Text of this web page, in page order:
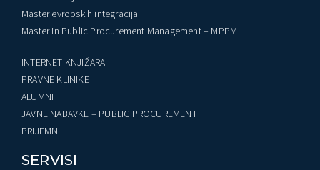
Master evropskih integracija
Master in Public Procurement Management – MPPM
INTERNET KNJIŽARA
PRAVNE KLINIKE
ALUMNI
JAVNE NABAVKE – PUBLIC PROCUREMENT
PRIJEMNI
SERVISI